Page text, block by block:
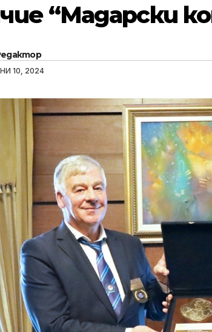
“Мадарски
10, 2024